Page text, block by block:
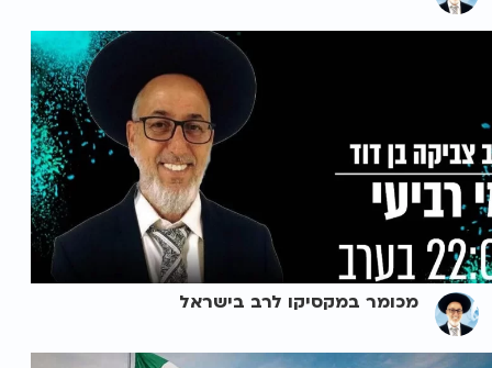
מכומר במקסיקו לרב בישראל